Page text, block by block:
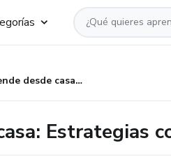
Emprende desde casa: Estrategias con IA para mujeres
Estrategias